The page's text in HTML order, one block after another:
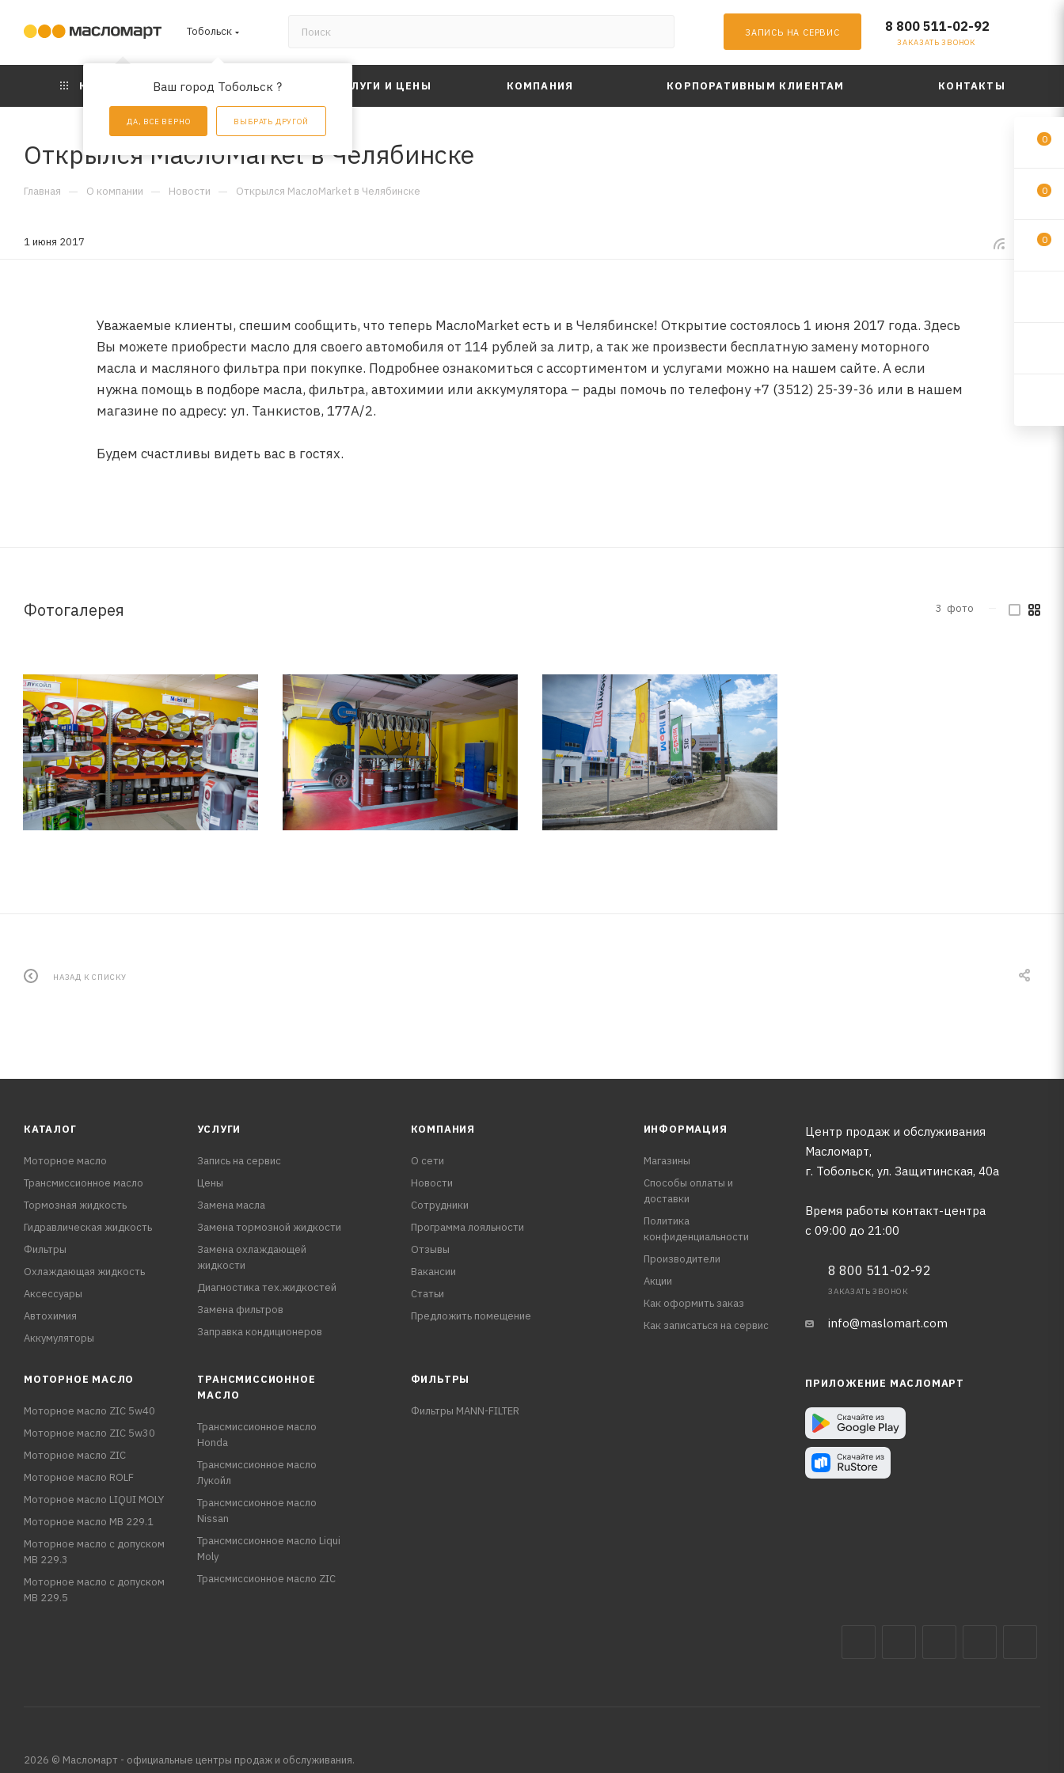
Тобольск
Ваш город Тобольск ?
ДА, ВСЕ ВЕРНО ВЫБРАТЬ ДРУГОЙ
ЗАПИСЬ НА СЕРВИС 8 800 511-02-92
ЗАКАЗАТЬ ЗВОНОК
КАТАЛОГ АКЦИИ УСЛУГИ И ЦЕНЫ КОМПАНИЯ КОРПОРАТИВНЫМ КЛИЕНТАМ КОНТАКТЫ
Открылся МаслоMarket в Челябинске
Главная — О компании — Новости — Открылся МаслоMarket в Челябинске
1 июня 2017
Уважаемые клиенты, спешим сообщить, что теперь МаслоMarket есть и в Челябинске! Открытие состоялось 1 июня 2017 года. Здесь
Вы можете приобрести масло для своего автомобиля от 114 рублей за литр, а так же произвести бесплатную замену моторного
масла и масляного фильтра при покупке. Подробнее ознакомиться с ассортиментом и услугами можно на нашем сайте. А если
нужна помощь в подборе масла, фильтра, автохимии или аккумулятора – рады помочь по телефону +7 (3512) 25-39-36 или в нашем
магазине по адресу: ул. Танкистов, 177А/2.
Будем счастливы видеть вас в гостях.
Фотогалерея 3 фото
НАЗАД К СПИСКУ
КАТАЛОГ
Моторное масло
Трансмиссионное масло
Тормозная жидкость
Гидравлическая жидкость
Фильтры
Охлаждающая жидкость
Аксессуары
Автохимия
Аккумуляторы
УСЛУГИ
Запись на сервис
Цены
Замена масла
Замена тормозной жидкости
Замена охлаждающей
жидкости
Диагностика тех.жидкостей
Замена фильтров
Заправка кондиционеров
КОМПАНИЯ
О сети
Новости
Сотрудники
Программа лояльности
Отзывы
Вакансии
Статьи
Предложить помещение
ИНФОРМАЦИЯ
Магазины
Способы оплаты и
доставки
Политика
конфиденциальности
Производители
Акции
Как оформить заказ
Как записаться на сервис
Центр продаж и обслуживания
Масломарт,
г. Тобольск, ул. Защитинская, 40а
Время работы контакт-центра
с 09:00 до 21:00
8 800 511-02-92
ЗАКАЗАТЬ ЗВОНОК
info@maslomart.com
МОТОРНОЕ МАСЛО
Моторное масло ZIC 5w40
Моторное масло ZIC 5w30
Моторное масло ZIC
Моторное масло ROLF
Моторное масло LIQUI MOLY
Моторное масло MB 229.1
Моторное масло с допуском
MB 229.3
Моторное масло с допуском
MB 229.5
ТРАНСМИССИОННОЕ
МАСЛО
Трансмиссионное масло
Honda
Трансмиссионное масло
Лукойл
Трансмиссионное масло
Nissan
Трансмиссионное масло Liqui
Moly
Трансмиссионное масло ZIC
ФИЛЬТРЫ
Фильтры MANN-FILTER
ПРИЛОЖЕНИЕ МАСЛОМАРТ
2026 © Масломарт - официальные центры продаж и обслуживания.
0
0
0